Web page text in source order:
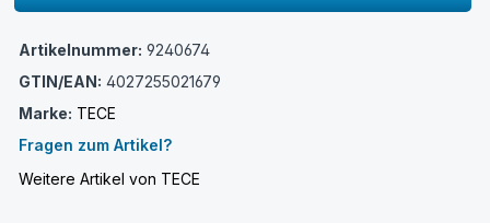
Artikelnummer: 9240674
GTIN/EAN: 4027255021679
Marke: TECE
Fragen zum Artikel?
Weitere Artikel von TECE